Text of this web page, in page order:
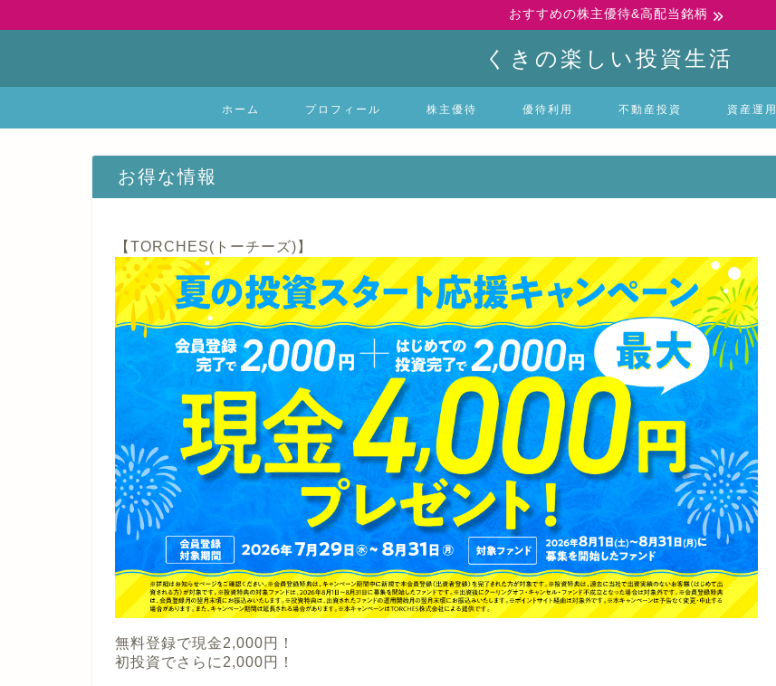
おすすめの株主優待&高配当銘柄
くきの楽しい投資生活
ホーム プロフィール 株主優待 優待利用 不動産投資 資産運用
お得な情報
【TORCHES(トーチーズ)】
無料登録で現金2,000円！
初投資でさらに2,000円！